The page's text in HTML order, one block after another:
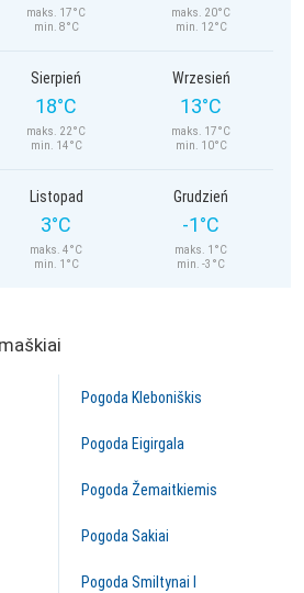
maks. 17°C
min. 8°C
maks. 20°C
min. 12°C
Sierpień
18°C
maks. 22°C
min. 14°C
Wrzesień
13°C
maks. 17°C
min. 10°C
Listopad
3°C
maks. 4°C
min. 1°C
Grudzień
-1°C
maks. 1°C
min. -3°C
Pogoda Kleboniškis
Pogoda Eigirgala
Pogoda Žemaitkiemis
Pogoda Sakiai
Pogoda Smiltynai I